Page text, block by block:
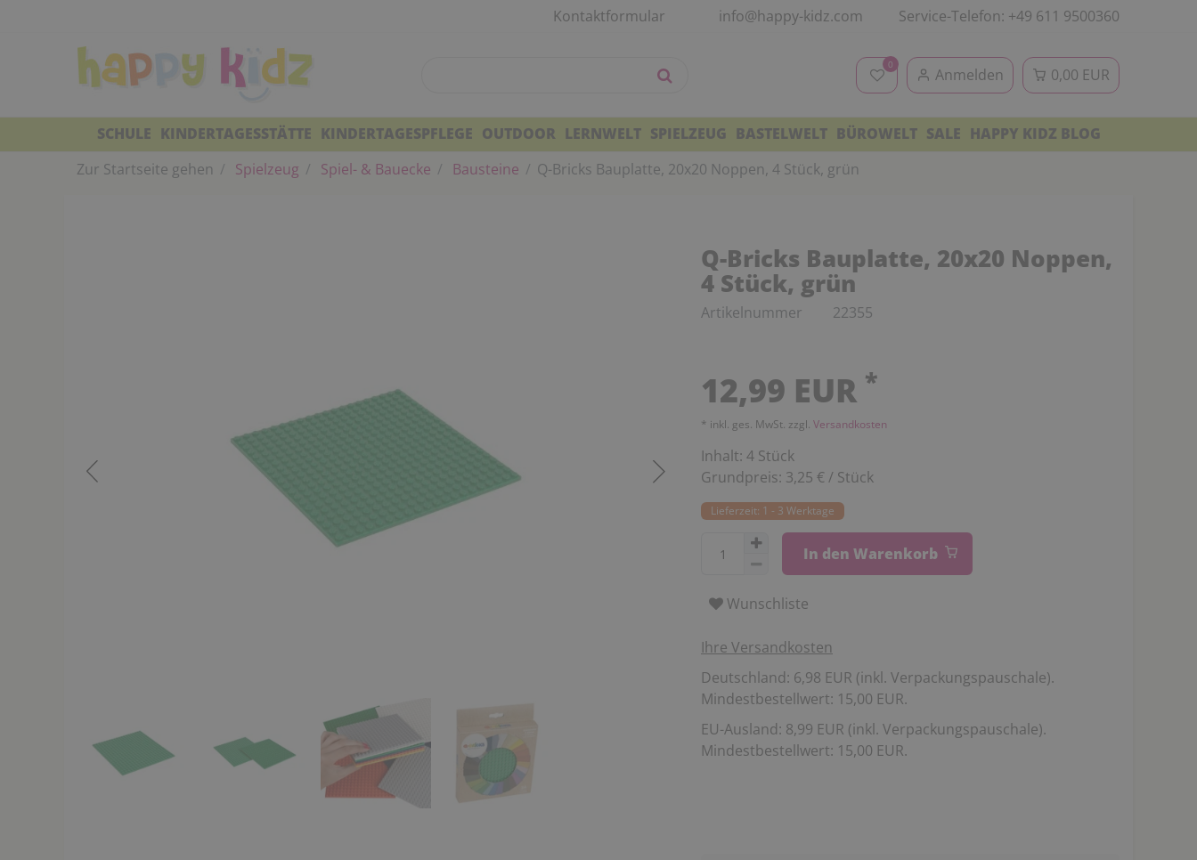
Kontaktformular info@happy-kidz.com Service-Telefon: +49 611 9500360
0
Anmelden 0,00 EUR
SCHULE KINDERTAGESSTÄTTE KINDERTAGESPFLEGE OUTDOOR LERNWELT SPIELZEUG BASTELWELT BÜROWELT SALE HAPPY KIDZ BLOG
Zur Startseite gehen
Spielzeug Spiel- & Bauecke Bausteine Q-Bricks Bauplatte, 20x20 Noppen, 4 Stück, grün
Q-Bricks Bauplatte, 20x20 Noppen,
4 Stück, grün
Artikelnummer 22355
12,99 EUR *
* inkl. ges. MwSt. zzgl. Versandkosten
Inhalt: 4 Stück
Grundpreis: 3,25 € / Stück
Lieferzeit: 1 - 3 Werktage
In den Warenkorb
Wunschliste
Ihre Versandkosten
Deutschland: 6,98 EUR (inkl. Verpackungspauschale).
Mindestbestellwert: 15,00 EUR.
EU-Ausland: 8,99 EUR (inkl. Verpackungspauschale).
Mindestbestellwert: 15,00 EUR.